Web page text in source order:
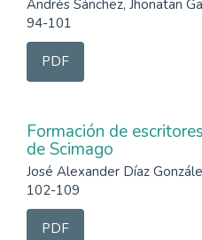
Andrés Sánchez, Jhonatan
94-101
PDF
Formación de
de Scimago
José Alexander Díaz
102-109
PDF